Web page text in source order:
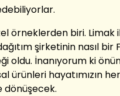
örneklerden biri. Limak
şirketinin nasıl bir
oldu. İnanıyorum ki
ürünleri hayatımızın
dönüşecek.